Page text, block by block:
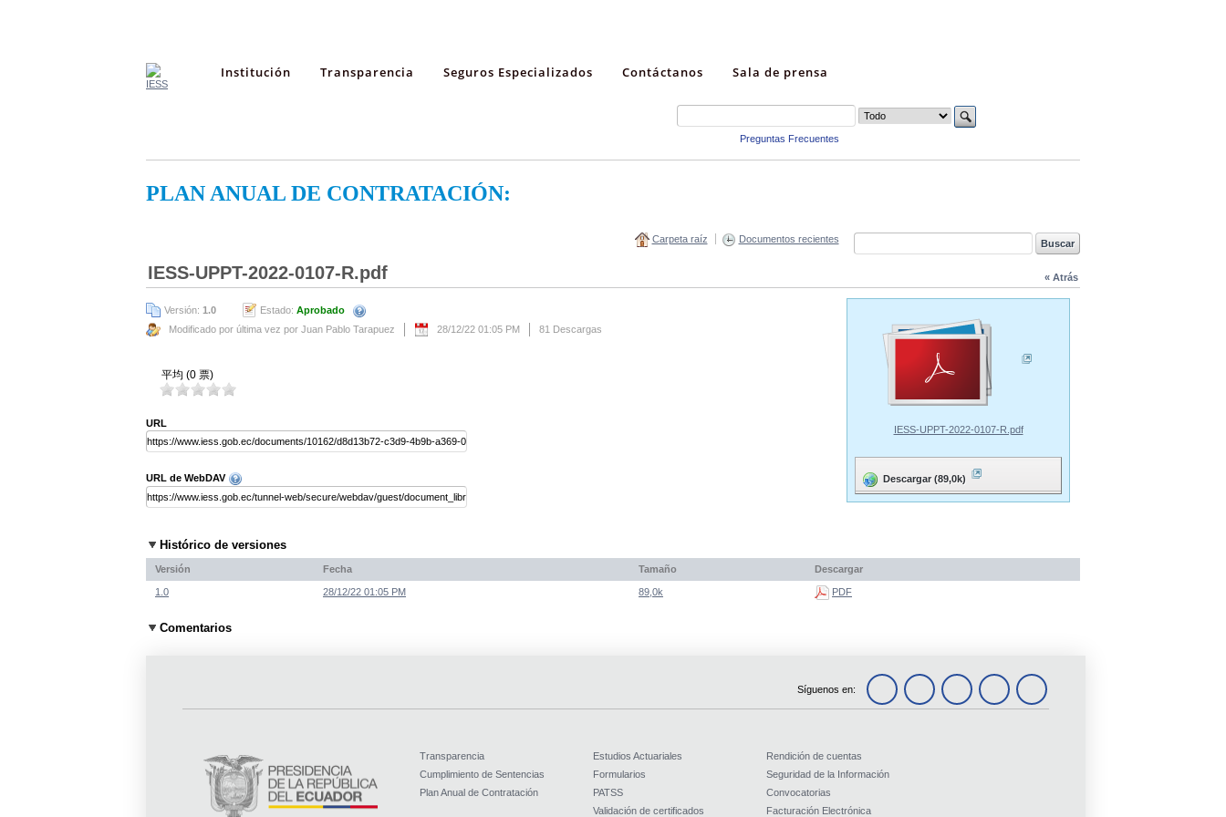
Institución Transparencia Seguros Especializados Contáctanos Sala de prensa
Preguntas Frecuentes
PLAN ANUAL DE CONTRATACIÓN:
Carpeta raíz Documentos recientes
« Atrás
IESS-UPPT-2022-0107-R.pdf
Versión: 1.0 Estado: Aprobado
Modificado por última vez por Juan Pablo Tarapuez
28/12/22 01:05 PM 81 Descargas
平均 (0 票)
URL
URL de WebDAV
IESS-UPPT-2022-0107-R.pdf
Descargar (89,0k)
Histórico de versiones
Versión Fecha Tamaño Descargar
1.0 28/12/22 01:05 PM 89,0k PDF
Comentarios
Síguenos en:
Transparencia
Cumplimiento de Sentencias
Plan Anual de Contratación
Estudios Actuariales
Formularios
PATSS
Validación de certificados
Rendición de cuentas
Seguridad de la Información
Convocatorias
Facturación Electrónica